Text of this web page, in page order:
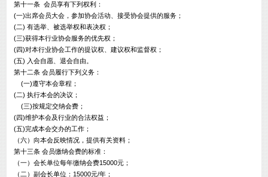
第十一条 会员享有下列权利：
(一)出席会员大会，参加协会活动、接受协会提供的服务；
(二) 有选举、被选举权和表决权；
(三)获得本行业协会服务的优先权；
(四)对本行业协会工作的提议权、建议权和监督权；
(五) 入会自愿、退会自由。
第十二条 会员履行下列义务：
(一)遵守本会章程；
(二) 执行本会的决议；
(三)按规定交纳会费；
(四)维护本会及行业的合法权益；
(五)完成本会交办的工作；
（六）向本会反映情况，提供有关资料；
第十三条 会员缴纳会费的标准：
（一）会长单位每年缴纳会费15000元；
（二）副会长单位：15000元/年；